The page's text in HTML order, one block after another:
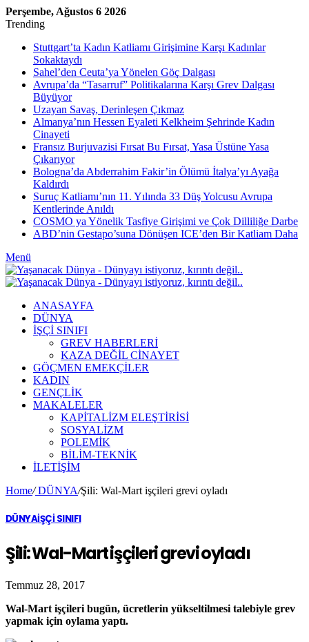
Perşembe, Ağustos 6 2026
Trending
Stuttgart’ta Kadın Katliamı Girişimine Karşı Kadınlar
Sokaktaydı
Sahel’den Ceuta’ya Yönelen Göç Dalgası
Avrupa’da “Tasarruf” Politikalarına Karşı Grev Dalgası
Büyüyor
Uzayan Savaş, Derinleşen Çıkmaz
Almanya’nın Hessen Eyaleti Kelkheim Şehrinde Kadın
Cinayeti
Fransız Burjuvazisi Fırsat Bu Fırsat, Yasa Üstüne Yasa
Çıkarıyor
Bologna’da Abderrahim Fakir’in Ölümü İtalya’yı Ayağa
Kaldırdı
Suruç Katliamı’nın 11. Yılında 33 Düş Yolcusu Avrupa
Kentlerinde Anıldı
COSMO ya Yönelik Tasfiye Girişimi ve Çok Dilliliğe Darbe
ABD’nin Gestapo’suna Dönüşen ICE’den Bir Katliam Daha
Menü
ANASAYFA
DÜNYA
İŞÇİ SINIFI
GREV HABERLERİ
KAZA DEĞİL CİNAYET
GÖÇMEN EMEKÇİLER
KADIN
GENÇLİK
MAKALELER
KAPİTALİZM ELEŞTİRİSİ
SOSYALİZM
POLEMİK
BİLİM-TEKNİK
ILETIŞIM
Home/DÜNYA/Şili: Wal-Mart işçileri grevi oyladı
DÜNYAİŞÇİ SINIFI
Şili: Wal-Mart işçileri grevi oyladı
Temmuz 28, 2017
Wal-Mart işçileri bugün, ücretlerin yükseltilmesi talebiyle grev
yapmak için oylama yaptı.